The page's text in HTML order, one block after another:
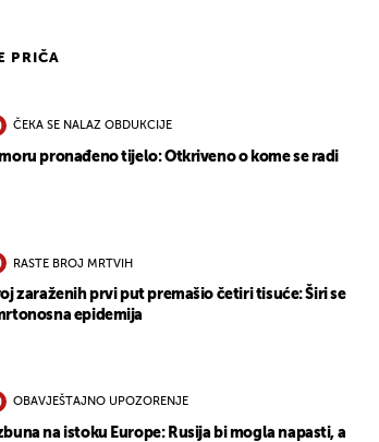
PRIČA
ČEKA SE NALAZ OBDUKCIJE
pronađeno tijelo: Otkriveno o kome se radi
RASTE BROJ MRTVIH
zaraženih prvi put premašio četiri tisuće: Širi se
epidemija
OBAVJEŠTAJNO UPOZORENJE
na istoku Europe: Rusija bi mogla napasti, a